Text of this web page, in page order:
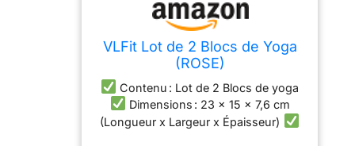
VLFit Lot de 2 Blocs de Yoga
(ROSE)
Contenu : Lot de 2 Blocs de yoga
Dimensions : 23 x 15 x 7,6 cm
(Longueur x Largeur x Épaisseur)